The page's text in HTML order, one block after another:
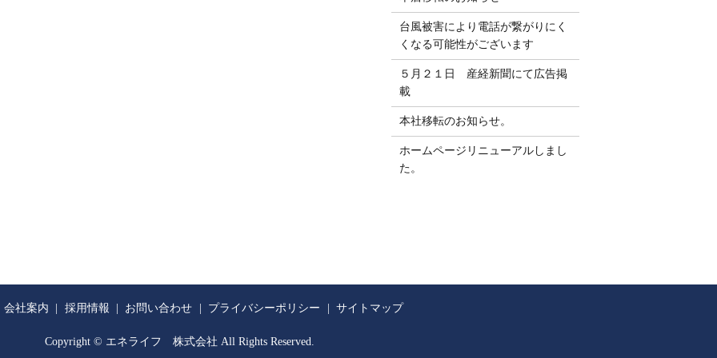
台風被害により電話が繋がりにく
くなる可能性がございます
５月２１日 産経新聞にて広告掲
載
本社移転のお知らせ。
ホームページリニューアルしまし
た。
会社案内 採用情報 お問い合わせ プライバシーポリシー サイトマップ
Copyright © エネライフ 株式会社 All Rights Reserved.